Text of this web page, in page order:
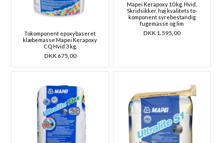
Tokomponent epoxybaseret
klæbemasse Mapei Kerapoxy
CQ Hvid 3 kg.
DKK 675,00
Mapei Kerapoxy 10 kg. Hvid,
Skridsikker, høj kvalitets to-
komponent syrebestandig
fugemasse og lim
DKK 1.595,00